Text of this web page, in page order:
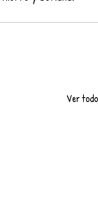
Ver todo